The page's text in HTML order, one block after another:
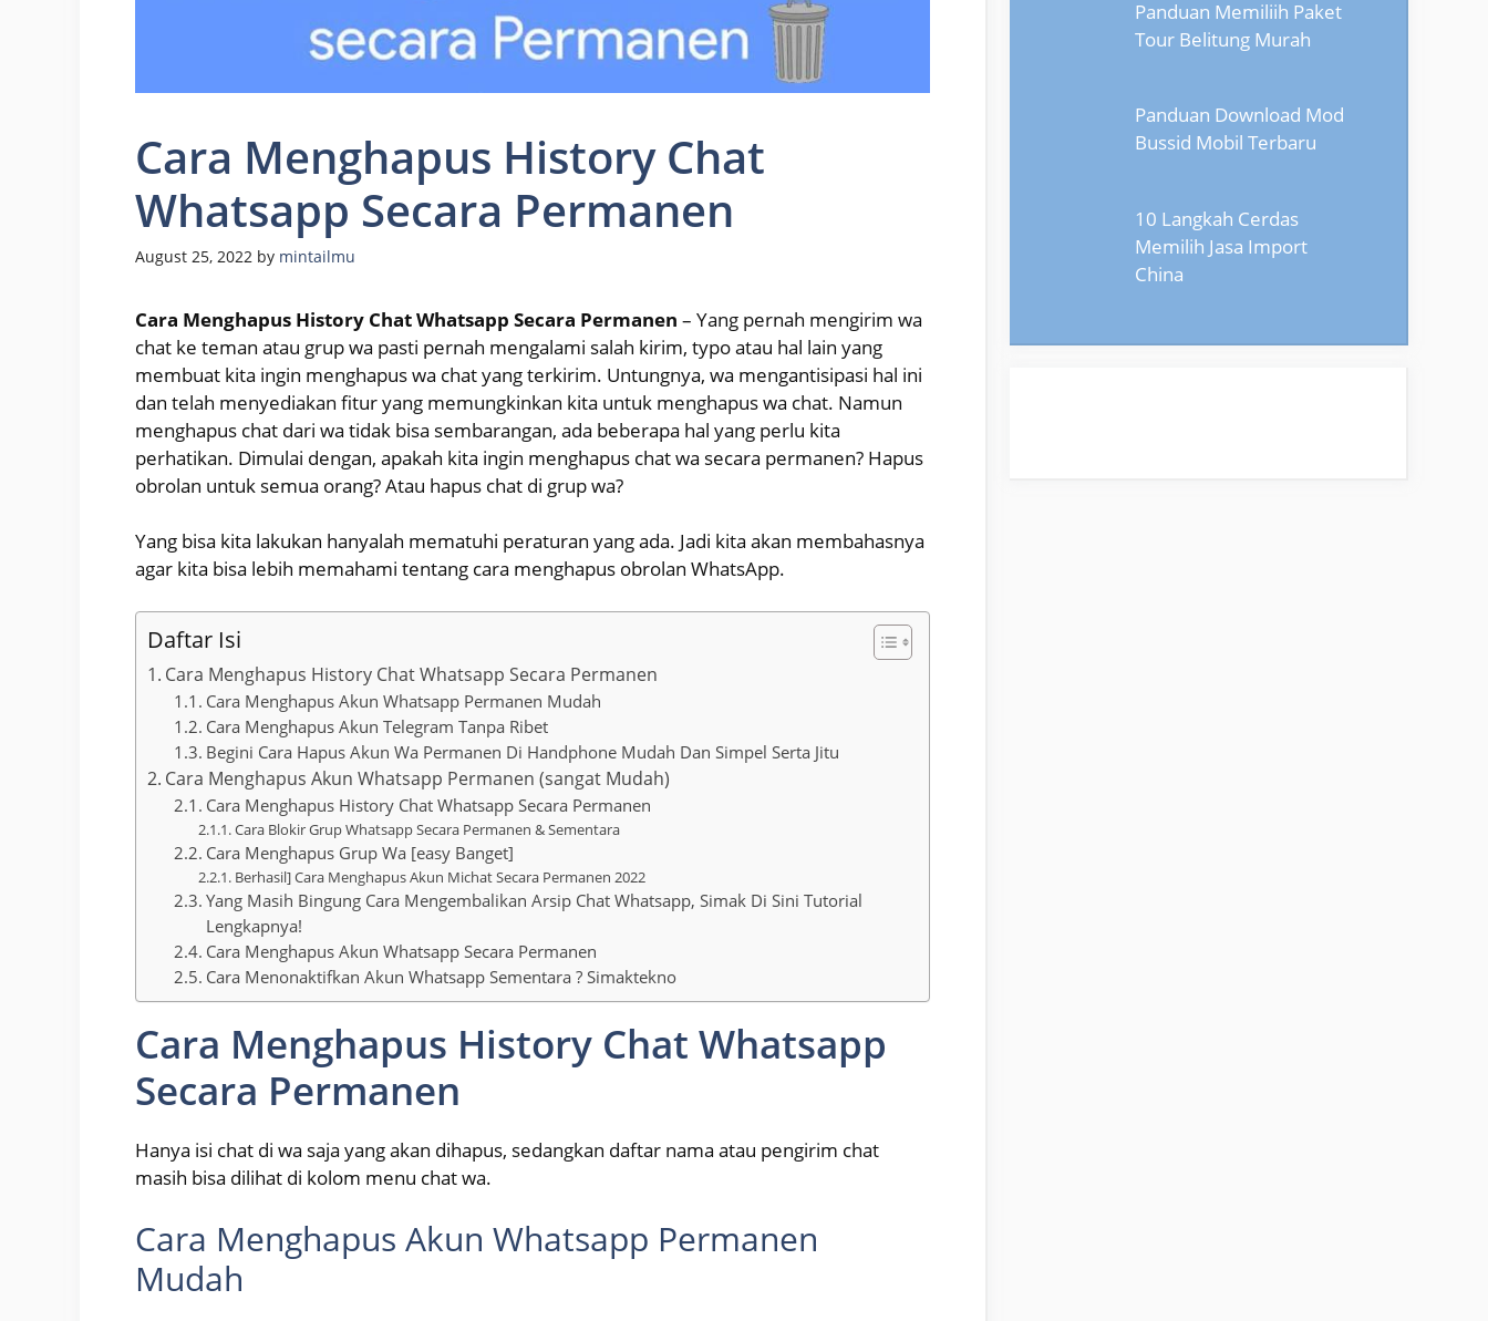
Cara Menghapus History Chat
Whatsapp Secara Permanen
August 25, 2022 by mintailmu
Cara Menghapus History Chat Whatsapp Secara Permanen – Yang pernah mengirim wa
chat ke teman atau grup wa pasti pernah mengalami salah kirim, typo atau hal lain yang
membuat kita ingin menghapus wa chat yang terkirim. Untungnya, wa mengantisipasi hal ini
dan telah menyediakan fitur yang memungkinkan kita untuk menghapus wa chat. Namun
menghapus chat dari wa tidak bisa sembarangan, ada beberapa hal yang perlu kita
perhatikan. Dimulai dengan, apakah kita ingin menghapus chat wa secara permanen? Hapus
obrolan untuk semua orang? Atau hapus chat di grup wa?
Yang bisa kita lakukan hanyalah mematuhi peraturan yang ada. Jadi kita akan membahasnya
agar kita bisa lebih memahami tentang cara menghapus obrolan WhatsApp.
Daftar Isi
Cara Menghapus History Chat Whatsapp Secara Permanen
Cara Menghapus Akun Whatsapp Permanen Mudah
Cara Menghapus Akun Telegram Tanpa Ribet
Begini Cara Hapus Akun Wa Permanen Di Handphone Mudah Dan Simpel Serta Jitu
Cara Menghapus Akun Whatsapp Permanen (sangat Mudah)
Cara Menghapus History Chat Whatsapp Secara Permanen
Cara Blokir Grup Whatsapp Secara Permanen & Sementara
Cara Menghapus Grup Wa [easy Banget]
Berhasil] Cara Menghapus Akun Michat Secara Permanen 2022
Yang Masih Bingung Cara Mengembalikan Arsip Chat Whatsapp, Simak Di Sini Tutorial
Lengkapnya!
Cara Menghapus Akun Whatsapp Secara Permanen
Cara Menonaktifkan Akun Whatsapp Sementara ? Simaktekno
Cara Menghapus History Chat Whatsapp
Secara Permanen
Hanya isi chat di wa saja yang akan dihapus, sedangkan daftar nama atau pengirim chat
masih bisa dilihat di kolom menu chat wa.
Cara Menghapus Akun Whatsapp Permanen
Mudah
Panduan Memiliih Paket
Tour Belitung Murah
Panduan Download Mod
Bussid Mobil Terbaru
10 Langkah Cerdas
Memilih Jasa Import
China